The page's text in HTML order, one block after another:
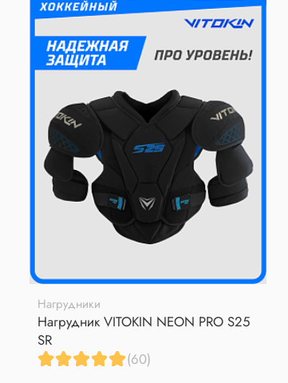
Нагрудники
Нагрудник VITOKIN NEON PRO S25
SR
(60)